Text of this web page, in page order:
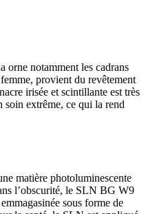
orne notamment les cadrans
provient du revêtement
irisée et scintillante est très
soin extrême, ce qui la rend
matière photoluminescente
l’obscurité, le SLN BG W9
sous forme de